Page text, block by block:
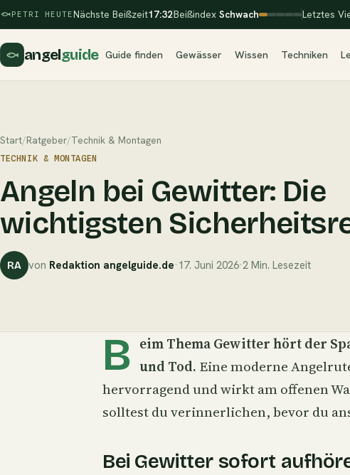
PETRI HEUTENächste Beißzeit17:32Beißindex Schwach Letztes
angelguide Guide finden Gewässer Wissen Techniken
Start/Ratgeber/Technik & Montagen
TECHNIK & MONTAGEN
Angeln bei Gewitter: Die
wichtigsten
RA von Redaktion angelguide.de· 17. Juni 2026·2 Min. Lesezeit
B eim Thema Gewitter hört der
und Tod. Eine moderne
hervorragend und wirkt am offenen
solltest du verinnerlichen, bevor du
Bei Gewitter sofort